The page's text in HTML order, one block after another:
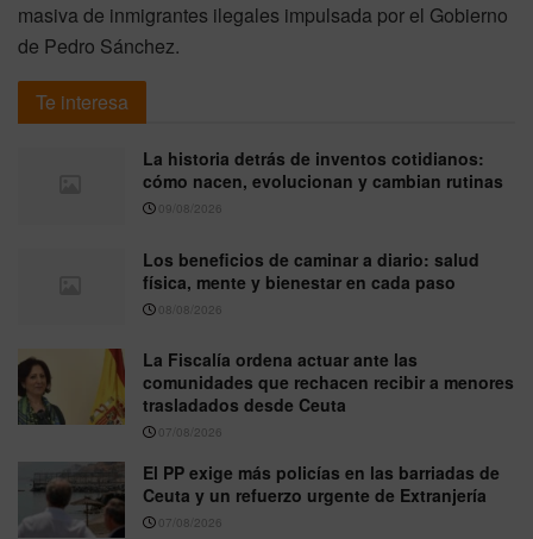
masiva de inmigrantes ilegales impulsada por el Gobierno
de Pedro Sánchez.
Te interesa
La historia detrás de inventos cotidianos:
cómo nacen, evolucionan y cambian rutinas
09/08/2026
Los beneficios de caminar a diario: salud
física, mente y bienestar en cada paso
08/08/2026
La Fiscalía ordena actuar ante las
comunidades que rechacen recibir a menores
trasladados desde Ceuta
07/08/2026
El PP exige más policías en las barriadas de
Ceuta y un refuerzo urgente de Extranjería
07/08/2026